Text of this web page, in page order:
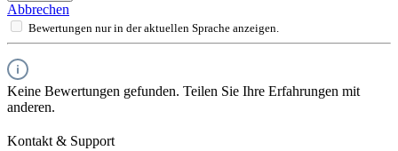
Abbrechen
Bewertungen nur in der aktuellen Sprache anzeigen.
Keine Bewertungen gefunden. Teilen Sie Ihre Erfahrungen mit
anderen.
Kontakt & Support